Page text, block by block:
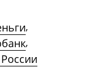
,
,